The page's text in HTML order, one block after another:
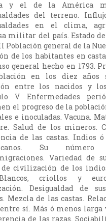
y el de la América
del terreno.
en el clima,
militar del país. Estado de
Población general de la
de los habitantes en
general hecho en 1793.
en los diez años
entre los nacidos y
V Enfermedades
el progreso de la
e inoculadas. Vacuna.
Salud de los mineros.
de las castas. Indios
Su
Variedad de
de civilización de los
criollos y
Desigualdad de
Mezcla de las castas.
sí. Más ó menos larga
de las razas.